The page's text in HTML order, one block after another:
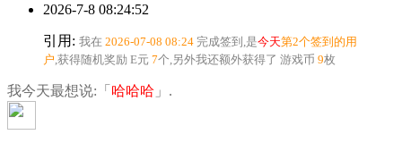
2026-7-8 08:24:52
引用: 我在 2026-07-08 08:24 完成签到,是今天第2个签到的用
户 ,获得随机奖励 E元 7个 ,另外我还额外获得了 游戏币 9枚
我今天最想说:「 哈哈哈 」.